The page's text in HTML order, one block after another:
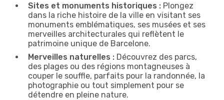
Sites et monuments historiques : Plongez
dans la riche histoire de la ville en visitant ses
monuments emblématiques, ses musées et ses
merveilles architecturales qui reflètent le
patrimoine unique de Barcelone.
Merveilles naturelles : Découvrez des parcs,
des plages ou des régions montagneuses à
couper le souffle, parfaits pour la randonnée, la
photographie ou tout simplement pour se
détendre en pleine nature.